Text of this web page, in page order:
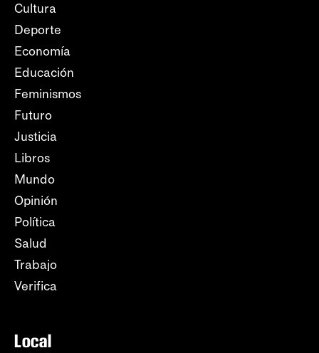
Cultura
Deporte
Economía
Educación
Feminismos
Futuro
Justicia
Libros
Mundo
Opinión
Política
Salud
Trabajo
Verifica
Local